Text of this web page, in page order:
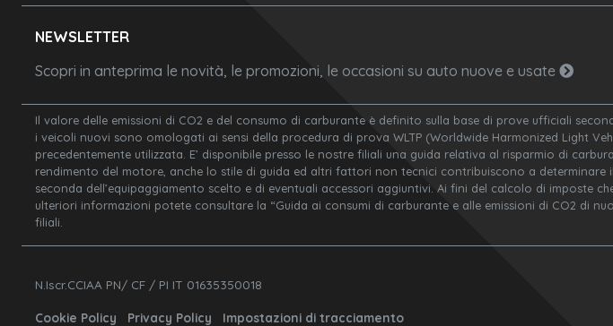
NEWSLETTER
Scopri in anteprima le novità, le promozioni, le occasioni su auto nuove e usate
Il valore delle emissioni di CO2 e del consumo di carburante è definito sulla base di prove ufficiali
i veicoli nuovi sono omologati ai sensi della procedura di prova WLTP (Worldwide Harmonized Light
precedentemente utilizzata. E’ disponibile presso le nostre filiali una guida relativa al risparmio di
rendimento del motore, anche lo stile di guida ed altri fattori non tecnici contribuiscono a
seconda dell’equipaggiamento scelto e di eventuali accessori aggiuntivi. Ai fini del calcolo di imposte
ulteriori informazioni potete consultare la “Guida ai consumi di carburante e alle emissioni di CO2 di
filiali.
N.Iscr.CCIAA PN/ CF / PI IT 01635350018
Cookie Policy Privacy Policy Impostazioni di tracciamento